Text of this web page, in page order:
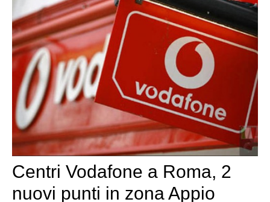
Centri Vodafone a Roma, 2
nuovi punti in zona Appio